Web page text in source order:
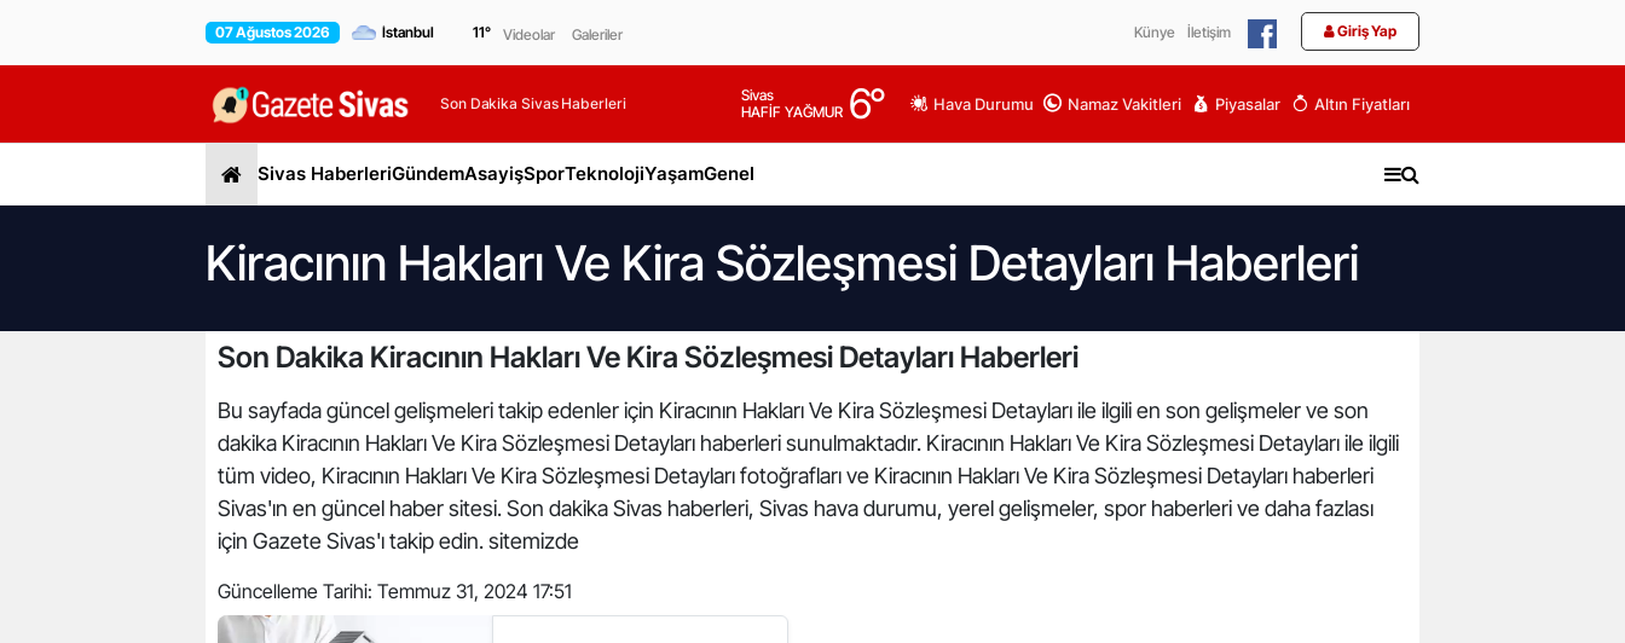
07 Ağustos 2026 11° Videolar Galeriler Künye İletişim Giriş Yap
Son Dakika Sivas Haberleri
Sivas
HAFİF YAĞMUR 6° Hava Durumu Namaz Vakitleri Piyasalar Altın Fiyatları
Sivas HaberleriGündemAsayişSporTeknolojiYaşamGenel
Kiracının Hakları Ve Kira Sözleşmesi Detayları Haberleri
Son Dakika Kiracının Hakları Ve Kira Sözleşmesi Detayları Haberleri
Bu sayfada güncel gelişmeleri takip edenler için Kiracının Hakları Ve Kira Sözleşmesi Detayları ile ilgili en son gelişmeler ve son
dakika Kiracının Hakları Ve Kira Sözleşmesi Detayları haberleri sunulmaktadır. Kiracının Hakları Ve Kira Sözleşmesi Detayları ile ilgili
tüm video, Kiracının Hakları Ve Kira Sözleşmesi Detayları fotoğrafları ve Kiracının Hakları Ve Kira Sözleşmesi Detayları haberleri
Sivas'ın en güncel haber sitesi. Son dakika Sivas haberleri, Sivas hava durumu, yerel gelişmeler, spor haberleri ve daha fazlası
için Gazete Sivas'ı takip edin. sitemizde
Güncelleme Tarihi: Temmuz 31, 2024 17:51